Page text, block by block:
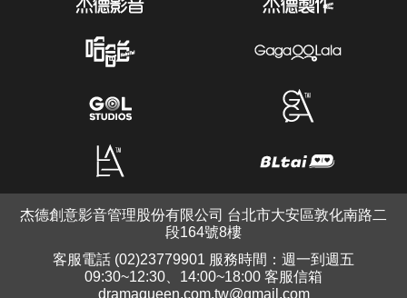
杰德創意影音管理股份有限公司 台北市大安區敦化南路二
段164號8樓
客服電話 (02)23779901 服務時間：週一到週五
09:30~12:30、14:00~18:00 客服信箱
dramaqueen.com.tw@gmail.com